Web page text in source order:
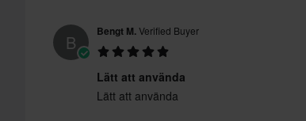
B Bengt M.Verified Buyer
Lätt att använda
Lätt att använda